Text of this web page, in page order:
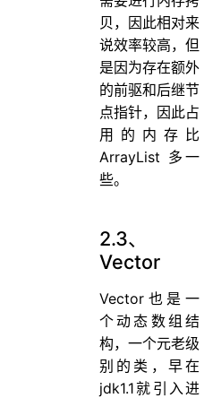
贝，因此相对来
说效率较高，但
是因为存在额外
的前驱和后继节
点指针，因此占
用的内存比
ArrayList 多一
些。
2.3、
Vector
Vector也是一
个动态数组结
构，一个元老级
别的类，早在
jdk1.1就引入进